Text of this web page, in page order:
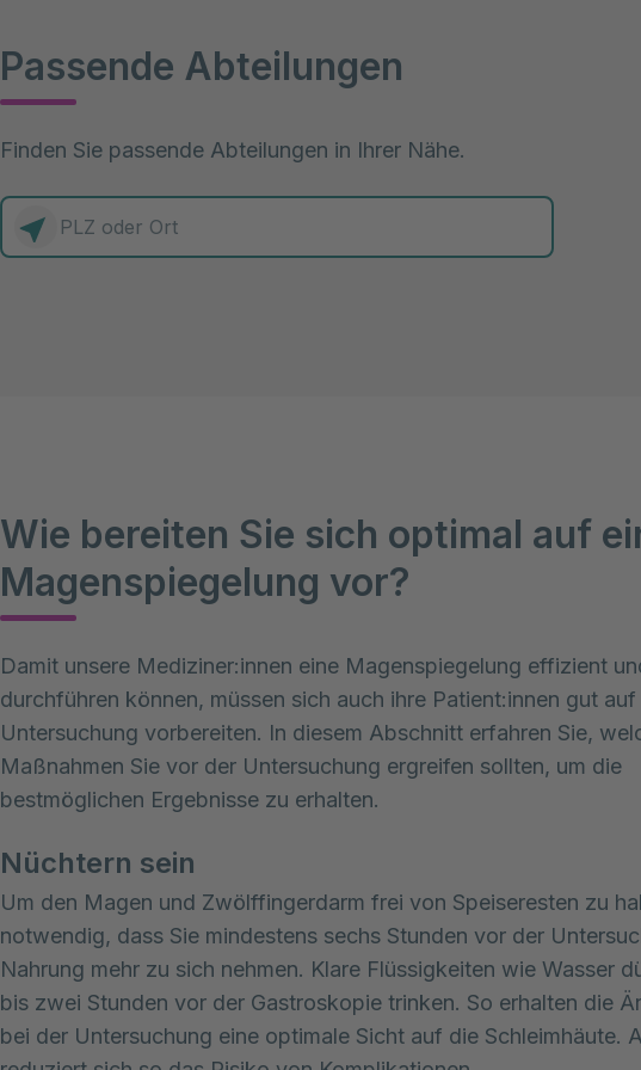
Passende Abteilungen
Finden Sie passende Abteilungen in Ihrer Nähe.
Wie bereiten Sie sich optimal auf
Magenspiegelung vor?
Damit unsere Mediziner:innen eine Magenspiegelung effizient
durchführen können, müssen sich auch ihre Patient:innen gut
Untersuchung vorbereiten. In diesem Abschnitt erfahren Sie,
Maßnahmen Sie vor der Untersuchung ergreifen sollten, um die
bestmöglichen Ergebnisse zu erhalten.
Nüchtern sein
Um den Magen und Zwölffingerdarm frei von Speiseresten zu
notwendig, dass Sie mindestens sechs Stunden vor der
Nahrung mehr zu sich nehmen. Klare Flüssigkeiten wie Wasser
bis zwei Stunden vor der Gastroskopie trinken. So erhalten die
bei der Untersuchung eine optimale Sicht auf die Schleimhäute.